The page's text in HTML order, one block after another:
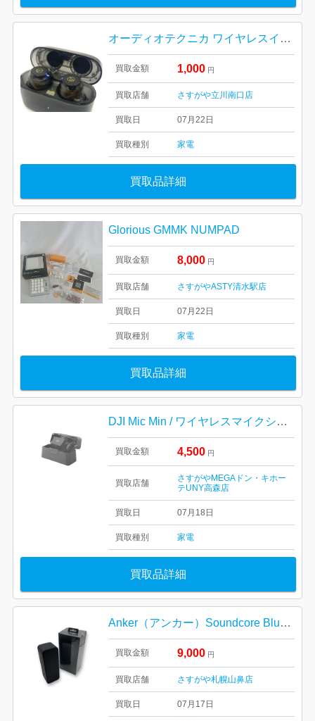
オーディオテクニカ ワイヤレスイヤホン ATH-CKS30TW+
買取金額 1,000 円
買取店舗 さすがや立川南口店
買取日 07月22日
買取種別 家電
買取品詳細
Glorious GMMK NUMPAD
買取金額 8,000 円
買取店舗 さすがやASTY清水駅店
買取日 07月22日
買取種別 家電
買取品詳細
DJI Mic Min / ワイヤレスマイクシステム / 家電 / 電化製品
買取金額 4,500 円
買取店舗
さすがやMEGAドン・キホー
テUNY高森店
買取日 07月18日
買取種別 家電
買取品詳細
Anker（アンカー）Soundcore Bluetoothスピーカー（新品未使用）
買取金額 9,000 円
買取店舗 さすがや札幌山鼻店
買取日 07月17日